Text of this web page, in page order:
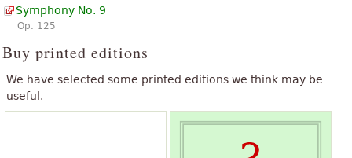
Symphony No. 9
Op. 125
Buy printed editions
We have selected some printed editions we think may be
useful.